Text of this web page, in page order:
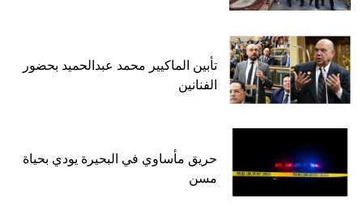
تأبين الماكيير محمد عبدالحميد بحضور
الفنانين
حريق مأساوي في البحيرة يودي بحياة
مسن